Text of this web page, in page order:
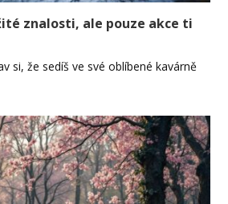
znalosti, ale pouze akce ti
si, že sedíš ve své oblíbené kavárně